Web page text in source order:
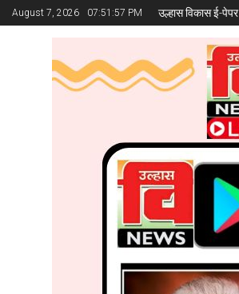
August 7, 2026 07:51:58 PM उल्हास विकास ई-पेपर